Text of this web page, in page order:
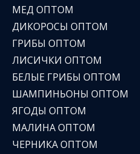
МЕД ОПТОМ
ДИКОРОСЫ ОПТОМ
ГРИБЫ ОПТОМ
ЛИСИЧКИ ОПТОМ
БЕЛЫЕ ГРИБЫ ОПТОМ
ШАМПИНЬОНЫ ОПТОМ
ЯГОДЫ ОПТОМ
МАЛИНА ОПТОМ
ЧЕРНИКА ОПТОМ